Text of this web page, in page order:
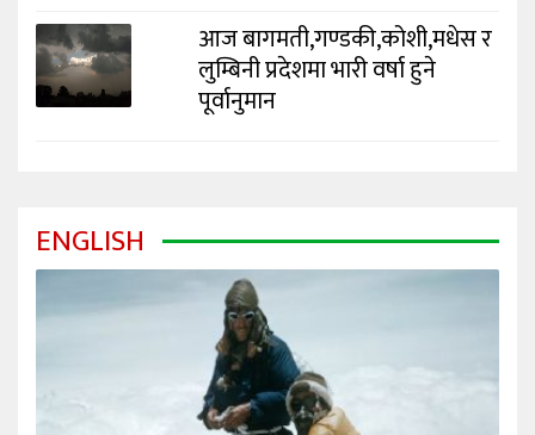
आज बागमती,गण्डकी,कोशी,मधेस र
लुम्बिनी प्रदेशमा भारी वर्षा हुने
पूर्वानुमान
ENGLISH